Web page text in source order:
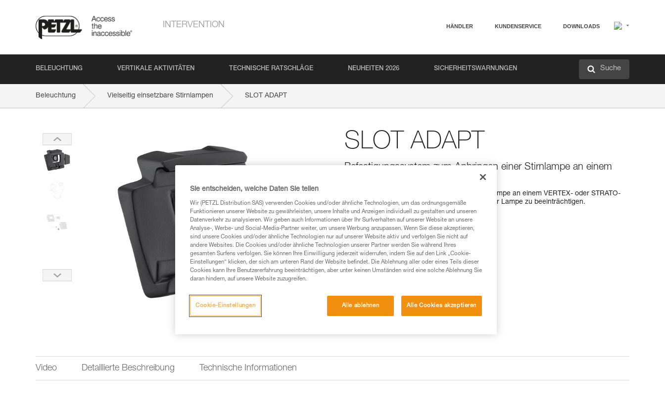
INTERVENTION HÄNDLER KUNDENSERVICE DOWNLOADS
BELEUCHTUNG VERTIKALE AKTIVITÄTEN TECHNISCHE RATSCHLÄGE NEUHEITEN 2026 SICHERHEITSWARNUNGEN Suche
Beleuchtung Vielseitig einsetzbare Stirnlampen SLOT ADAPT
SLOT ADAPT
Befestigungssystem zum Anbringen einer Stirnlampe an einem
Befestigungssystem zum Anbringen einer Stirnlampe an einem VERTEX- oder STRATO-
Helm von Petzl, ohne die Schwenkbewegung der Lampe zu beeinträchtigen.
Einen Händler finden
Video Detaillierte Beschreibung Technische Informationen
Sie entscheiden, welche Daten Sie teilen
Wir (PETZL Distribution SAS) verwenden Cookies und/oder ähnliche Technologien, um das ordnungsgemäße
Funktionieren unserer Website zu gewährleisten, unsere Inhalte und Anzeigen individuell zu gestalten und unseren
Datenverkehr zu analysieren. Wir geben auch Informationen über Ihr Surfverhalten auf unserer Website an unsere
Analyse-, Werbe- und Social-Media-Partner weiter, um unsere Werbung anzupassen. Wenn Sie diese akzeptieren,
sind unsere Cookies und/oder ähnliche Technologien nur auf unserer Website aktiv und verfolgen Sie nicht auf
andere Websites. Die Cookies und/oder ähnliche Technologien unserer Partner werden Sie während Ihres
gesamten Surfens verfolgen. Sie können Ihre Einwilligung jederzeit widerrufen, indem Sie auf den Link „Cookie-
Einstellungen“ klicken, der sich am unteren Rand der Website befindet. Die Ablehnung aller oder eines Teils dieser
Cookies kann Ihre Benutzererfahrung beeinträchtigen, aber unter keinen Umständen wird eine solche Ablehnung Sie
daran hindern, auf unsere Website zuzugreifen.
Alle ablehnen Alle Cookies akzeptieren
Cookie-Einstellungen